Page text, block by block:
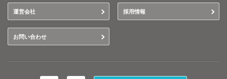
運営会社 採用情報
お問い合わせ